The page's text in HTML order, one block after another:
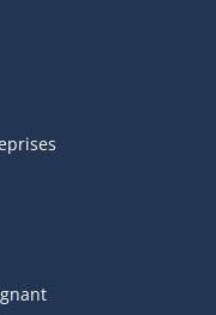
s'ouvrira dans une
externe s'ouvrira